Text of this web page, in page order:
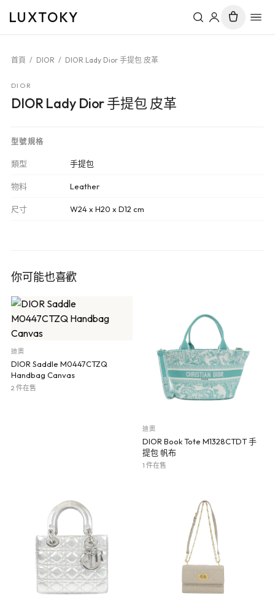
LUXTOKY
首頁 / DIOR / DIOR Lady Dior 手提包 皮革
DIOR
DIOR Lady Dior 手提包 皮革
型號規格
類型 手提包
物料 Leather
尺寸 W24 x H20 x D12 cm
你可能也喜歡
迪奧
DIOR Saddle M0447CTZQ
Handbag Canvas
2 件在售
迪奧
DIOR Book Tote M1328CTDT 手
提包 帆布
1 件在售